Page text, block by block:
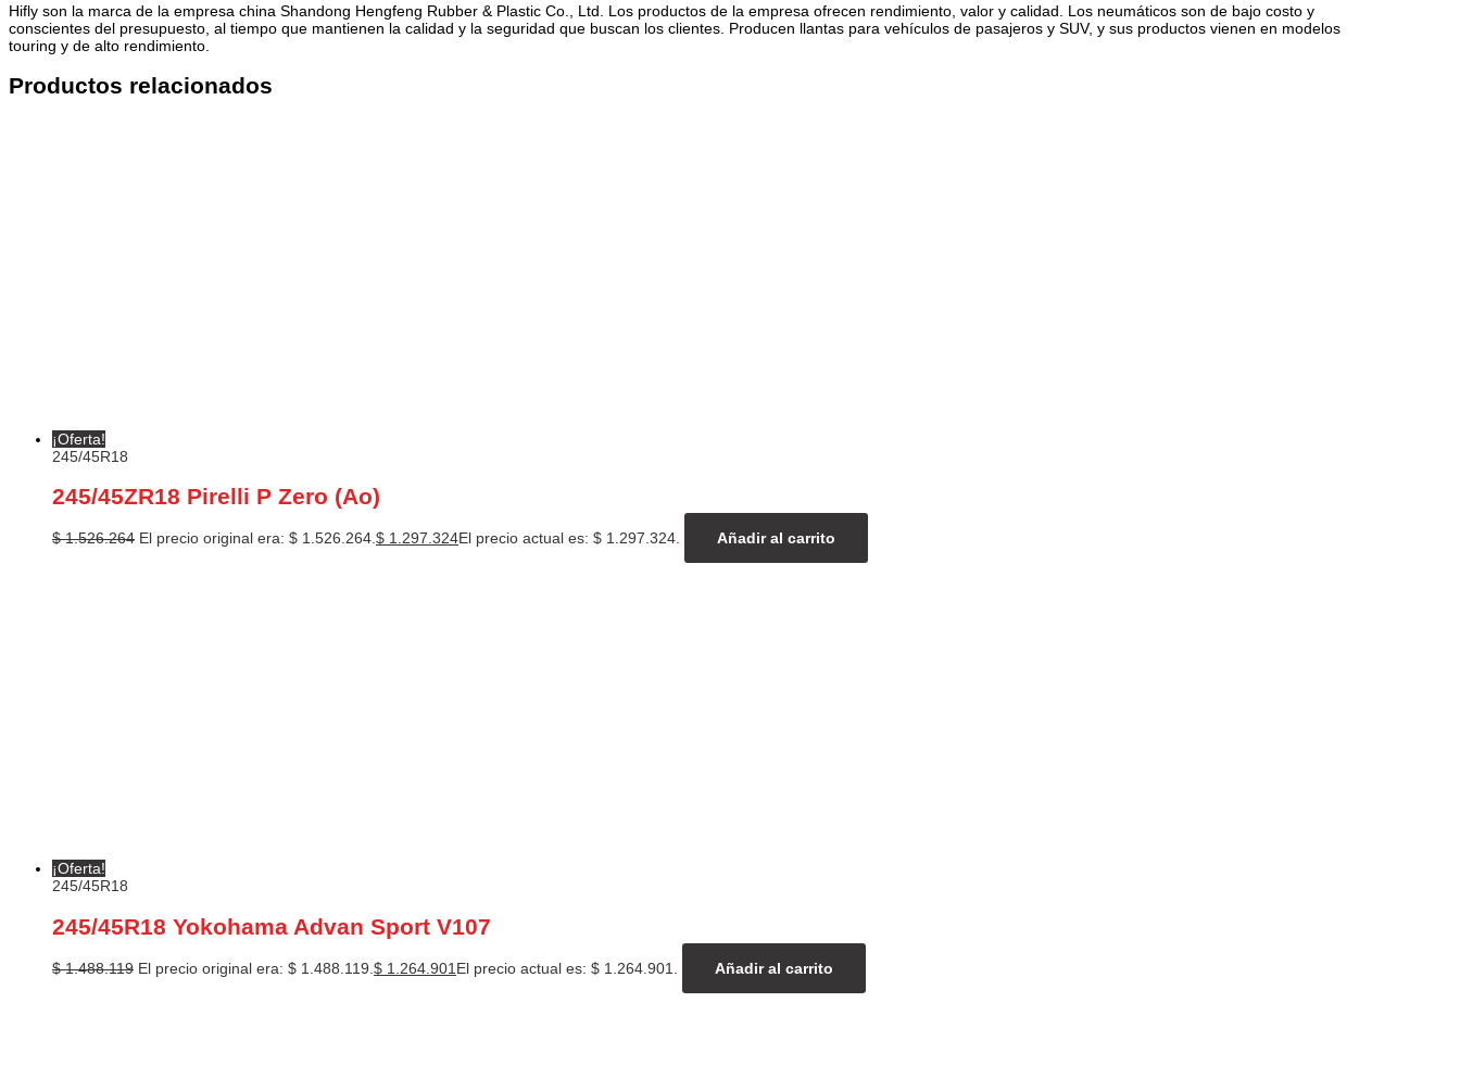
Hifly son la marca de la empresa china Shandong Hengfeng Rubber & Plastic Co., Ltd. Los productos de la empresa ofrecen rendimiento, valor y calidad. Los neumáticos son de bajo costo y
conscientes del presupuesto, al tiempo que mantienen la calidad y la seguridad que buscan los clientes. Producen llantas para vehículos de pasajeros y SUV, y sus productos vienen en modelos
touring y de alto rendimiento.
Productos relacionados
¡Oferta!
245/45R18
245/45ZR18 Pirelli P Zero (Ao)
$1.526.264 El precio original era: $ 1.526.264.$ 1.297.324El precio actual es: $ 1.297.324. Añadir al carrito
¡Oferta!
245/45R18
245/45R18 Yokohama Advan Sport V107
$1.488.119 El precio original era: $ 1.488.119. $ 1.264.901 El precio actual es: $ 1.264.901. Añadir al carrito